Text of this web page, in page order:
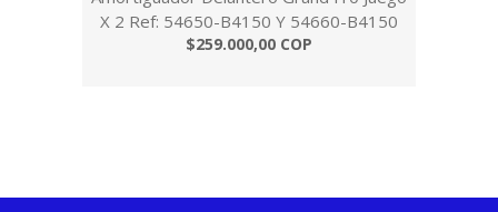
X 2 Ref: 54650-B4150 Y 54660-B4150
$259.000,00 COP